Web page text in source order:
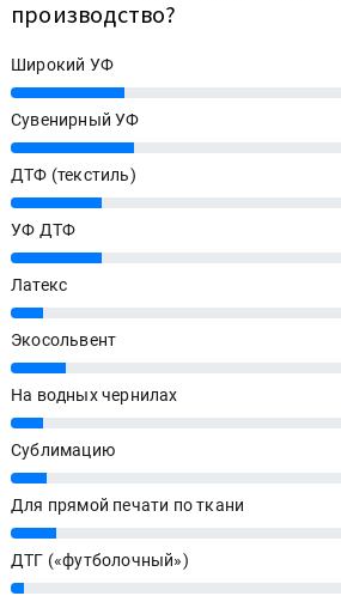
производство?
Широкий УФ
25%
Сувенирный УФ
27%
ДТФ (текстиль)
20%
УФ ДТФ
20%
Латекс
7%
Экосольвент
12%
На водных чернилах
7%
Сублимацию
8%
Для прямой печати по ткани
10%
ДТГ («футболочный»)
3%